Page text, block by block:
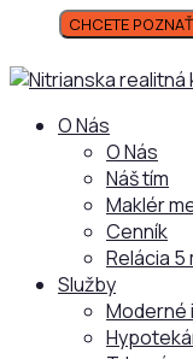
CHCETE
O Nás
O Nás
Náš tím
Maklér
Cenník
Relácia
Služby
Moderné